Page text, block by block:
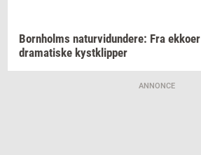
Born­holms na­tur­vi­dun­de­re: Fra ek­ko­er
dra­ma­ti­ske kyst­klip­per
ANNONCE